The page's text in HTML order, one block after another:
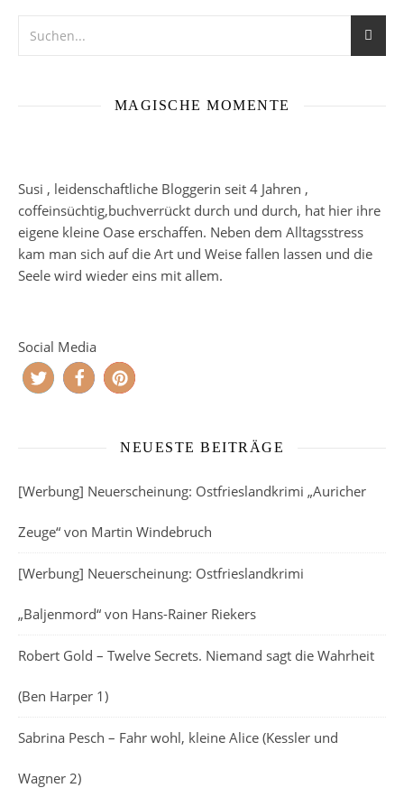
MAGISCHE MOMENTE
Susi , leidenschaftliche Bloggerin seit 4 Jahren ,
coffeinsüchtig,buchverrückt durch und durch, hat hier ihre
eigene kleine Oase erschaffen. Neben dem Alltagsstress
kam man sich auf die Art und Weise fallen lassen und die
Seele wird wieder eins mit allem.
Social Media
NEUESTE BEITRÄGE
[Werbung] Neuerscheinung: Ostfrieslandkrimi „Auricher
Zeuge“ von Martin Windebruch
[Werbung] Neuerscheinung: Ostfrieslandkrimi
„Baljenmord“ von Hans-Rainer Riekers
Robert Gold – Twelve Secrets. Niemand sagt die Wahrheit
(Ben Harper 1)
Sabrina Pesch – Fahr wohl, kleine Alice (Kessler und
Wagner 2)